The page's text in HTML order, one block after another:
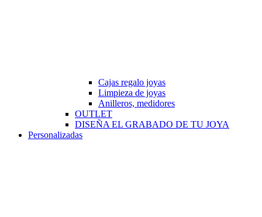
Cajas regalo joyas
Limpieza de joyas
Anilleros, medidores
OUTLET
DISEÑA EL GRABADO DE TU JOYA
Personalizadas